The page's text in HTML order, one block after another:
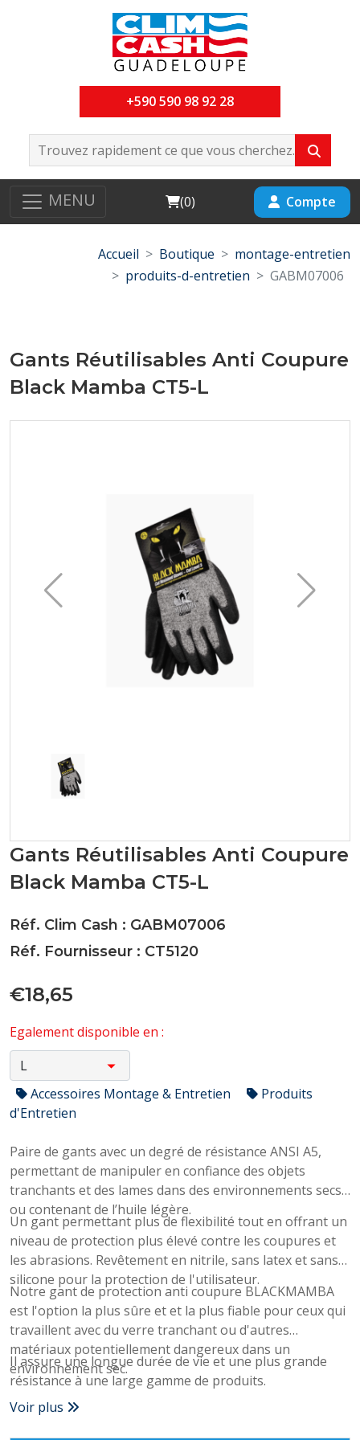
+590 590 98 92 28
MENU Cart
(0) Compte
Accueil Boutique
montage-entretien
produits-d-entretien
GABM07006
Gants Réutilisables Anti Coupure
Black Mamba CT5-L
Gants Réutilisables Anti Coupure
Black Mamba CT5-L
Réf. Clim Cash : GABM07006
Réf. Fournisseur : CT5120
€18,65
Egalement disponible en :
Accessoires Montage & Entretien
Produits
d'Entretien
Paire de gants avec un degré de résistance ANSI A5,
permettant de manipuler en confiance des objets
tranchants et des lames dans des environnements secs
ou contenant de l’huile légère.
Un gant permettant plus de flexibilité tout en offrant un
niveau de protection plus élevé contre les coupures et
les abrasions. Revêtement en nitrile, sans latex et sans
silicone pour la protection de l'utilisateur.
Notre gant de protection anti coupure BLACKMAMBA
est l'option la plus sûre et et la plus fiable pour ceux qui
travaillent avec du verre tranchant ou d'autres
matériaux potentiellement dangereux dans un
environnement sec.
Il assure une longue durée de vie et une plus grande
résistance à une large gamme de produits.
Voir plus